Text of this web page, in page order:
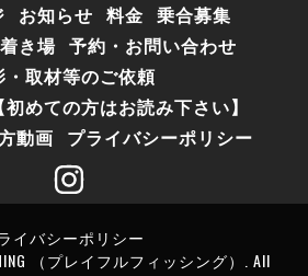
お知らせ 料金 乗合募集
き場 予約・お問い合わせ
・取材等のご依頼
めての方はお読み下さい】
動画 プライバシーポリシー
イバシーポリシー
（プレイフルフィッシング） . All